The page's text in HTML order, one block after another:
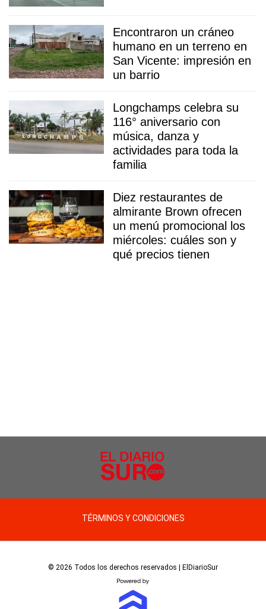
Encontraron un cráneo
humano en un terreno en
San Vicente: impresión en
un barrio
Longchamps celebra su
116° aniversario con
música, danza y
actividades para toda la
familia
Diez restaurantes de
almirante Brown ofrecen
un menú promocional los
miércoles: cuáles son y
qué precios tienen
TÉRMINOS Y CONDICIONES
© 2026 Todos los derechos reservados | ElDiarioSur